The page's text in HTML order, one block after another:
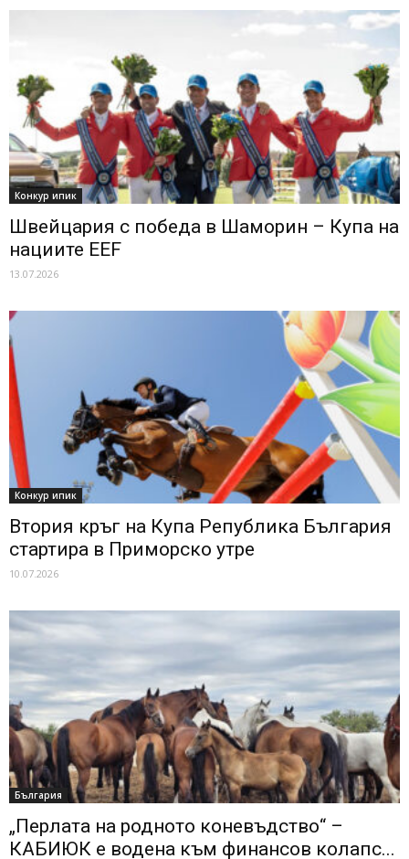
Конкур ипик
Швейцария с победа в Шаморин – Купа на
нациите ЕЕF
13.07.2026
Конкур ипик
Втория кръг на Купа Република България
стартира в Приморско утре
10.07.2026
България
„Перлата на родното коневъдство“ –
КАБИЮК е водена към финансов колапс...